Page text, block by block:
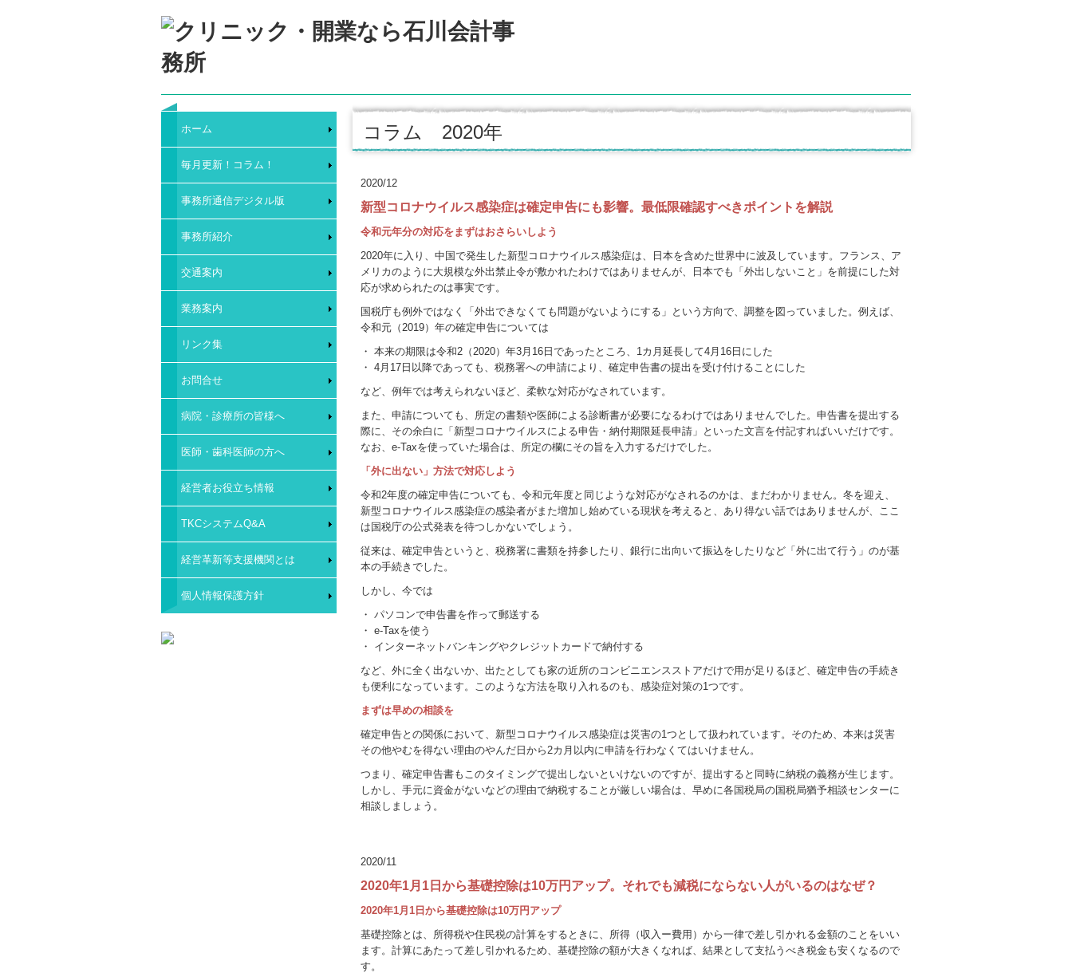
ホーム
毎月更新！コラム！
事務所通信デジタル版
事務所紹介
交通案内
業務案内
リンク集
お問合せ
病院・診療所の皆様へ
医師・歯科医師の方へ
経営者お役立ち情報
TKCシステムQ&A
経営革新等支援機関とは
個人情報保護方針
コラム 2020年
2020/12
新型コロナウイルス感染症は確定申告にも影響。最低限確認すべきポイントを解説
令和元年分の対応をまずはおさらいしよう
2020年に入り、中国で発生した新型コロナウイルス感染症は、日本を含めた世界中に波及しています。フランス、ア
メリカのように大規模な外出禁止令が敷かれたわけではありませんが、日本でも「外出しないこと」を前提にした対
応が求められたのは事実です。
国税庁も例外ではなく「外出できなくても問題がないようにする」という方向で、調整を図っていました。例えば、
令和元（2019）年の確定申告については
・ 本来の期限は令和2（2020）年3月16日であったところ、1カ月延長して4月16日にした
・ 4月17日以降であっても、税務署への申請により、確定申告書の提出を受け付けることにした
など、例年では考えられないほど、柔軟な対応がなされています。
また、申請についても、所定の書類や医師による診断書が必要になるわけではありませんでした。申告書を提出する
際に、その余白に「新型コロナウイルスによる申告・納付期限延長申請」といった文言を付記すればいいだけです。
なお、e-Taxを使っていた場合は、所定の欄にその旨を入力するだけでした。
「外に出ない」方法で対応しよう
令和2年度の確定申告についても、令和元年度と同じような対応がなされるのかは、まだわかりません。冬を迎え、
新型コロナウイルス感染症の感染者がまた増加し始めている現状を考えると、あり得ない話ではありませんが、ここ
は国税庁の公式発表を待つしかないでしょう。
従来は、確定申告というと、税務署に書類を持参したり、銀行に出向いて振込をしたりなど「外に出て行う」のが基
本の手続きでした。
しかし、今では
・ パソコンで申告書を作って郵送する
・ e-Taxを使う
・ インターネットバンキングやクレジットカードで納付する
など、外に全く出ないか、出たとしても家の近所のコンビニエンスストアだけで用が足りるほど、確定申告の手続き
も便利になっています。このような方法を取り入れるのも、感染症対策の1つです。
まずは早めの相談を
確定申告との関係において、新型コロナウイルス感染症は災害の1つとして扱われています。そのため、本来は災害
その他やむを得ない理由のやんだ日から2カ月以内に申請を行わなくてはいけません。
つまり、確定申告書もこのタイミングで提出しないといけないのですが、提出すると同時に納税の義務が生じます。
しかし、手元に資金がないなどの理由で納税することが厳しい場合は、早めに各国税局の国税局猶予相談センターに
相談しましょう。
2020/11
2020年1月1日から基礎控除は10万円アップ。それでも減税にならない人がいるのはなぜ？
2020年1月1日から基礎控除は10万円アップ
基礎控除とは、所得税や住民税の計算をするときに、所得（収入ー費用）から一律で差し引かれる金額のことをいい
ます。計算にあたって差し引かれるため、基礎控除の額が大きくなれば、結果として支払うべき税金も安くなるので
す。